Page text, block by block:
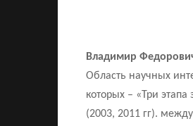
Владимир
Область научных
которых – «Три
(2003, 2011 гг).